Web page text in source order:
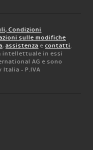
Condizioni
sulle modifiche
, assistenza e contatti.
intellettuale in essi
AG e sono
Italia - P.IVA